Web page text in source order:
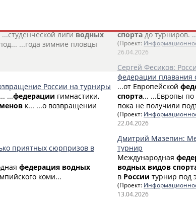
в Кубке Мира по
лигиводных
...года зимние пловцы
России на турниры
...федерации гимнастики,
к... ...о возвращении
приятных сюрпризов в
федерация водных
коми...
Российские
спортадо турниров.
(Проект:
26.04.2026
Сергей Фесиков:
федерации плавания
...от Европейской
спорта... ...Европы
пока не получили
(Проект:
22.04.2026
Дмитрий Мазепин:
турнир
Международная
водных видов
в России турнир под
(Проект:
13.04.2026